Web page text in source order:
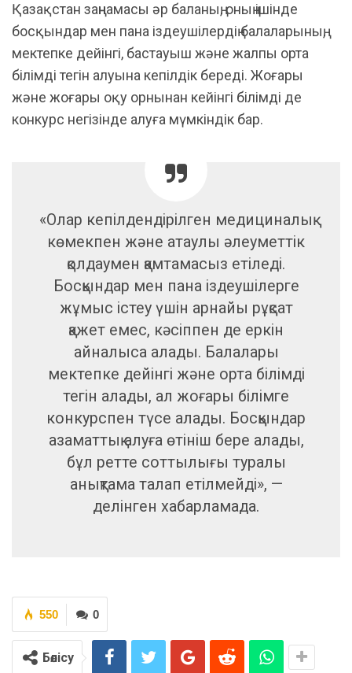
Қазақстан заңнамасы әр баланың, оның ішінде
босқындар мен пана іздеушілердің балаларының,
мектепке дейінгі, бастауыш және жалпы орта
білімді тегін алуына кепілдік береді. Жоғары
және жоғары оқу орнынан кейінгі білімді де
конкурс негізінде алуға мүмкіндік бар.
«Олар кепілдендірілген медициналық
көмекпен және атаулы әлеуметтік
қолдаумен қамтамасыз етіледі.
Босқындар мен пана іздеушілерге
жұмыс істеу үшін арнайы рұқсат
қажет емес, кәсіппен де еркін
айналыса алады. Балалары
мектепке дейінгі және орта білімді
тегін алады, ал жоғары білімге
конкурспен түсе алады. Босқындар
азаматтық алуға өтініш бере алады,
бұл ретте соттылығы туралы
анықтама талап етілмейді», —
делінген хабарламада.
0
550
Бөлісу